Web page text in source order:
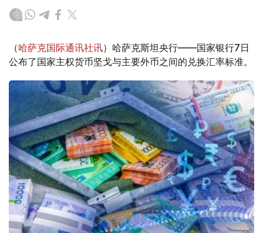
（哈萨克国际通讯社讯）哈萨克斯坦央行——国家银行7日
公布了国家主权货币坚戈与主要外币之间的兑换汇率标准。